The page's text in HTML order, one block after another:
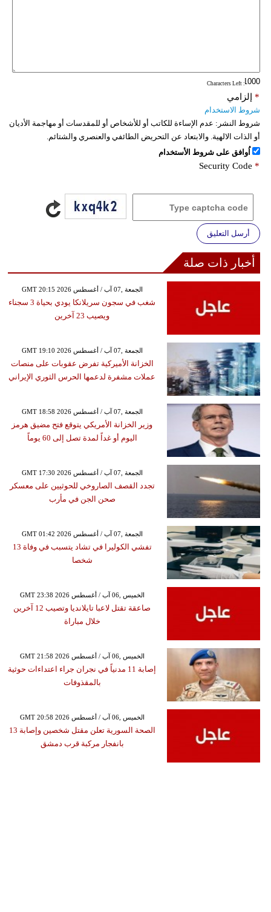
: Characters Left
إلزامي *
شروط الاستخدام
شروط النشر: عدم الإساءة للكاتب أو للأشخاص أو للمقدسات أو مهاجمة الأديان
أو الذات الالهية. والابتعاد عن التحريض الطائفي والعنصري والشتائم.
اُوافق على شروط الأستخدام
Security Code *
أرسل التعليق
أخبار ذات صلة
GMT 20:15 2026 الجمعة ,07 آب / أغسطس
شغب في سجون سريلانكا يودي بحياة 3 سجناء
ويصيب 23 آخرين
GMT 19:10 2026 الجمعة ,07 آب / أغسطس
الخزانة الأميركية تفرض عقوبات على منصات
عملات مشفرة لدعمها الحرس الثوري الإيراني
GMT 18:58 2026 الجمعة ,07 آب / أغسطس
وزير الخزانة الأمريكي يتوقع فتح مضيق هرمز
اليوم أو غداً لمدة تصل إلى 60 يوماً
GMT 17:30 2026 الجمعة ,07 آب / أغسطس
تجدد القصف الصاروخي للحوثيين على معسكر
صحن الجن في مأرب
GMT 01:42 2026 الجمعة ,07 آب / أغسطس
تفشي الكوليرا في تشاد يتسبب في وفاة 13
شخصا
GMT 23:38 2026 الخميس ,06 آب / أغسطس
صاعقة تقتل لاعبا تايلانديا وتصيب 12 آخرين
خلال مباراة
GMT 21:58 2026 الخميس ,06 آب / أغسطس
إصابة 11 مدنياً في نجران جراء اعتداءات حوثية
بالمقذوفات
GMT 20:58 2026 الخميس ,06 آب / أغسطس
الصحة السورية تعلن مقتل شخصين وإصابة 13
بانفجار مركبة قرب دمشق